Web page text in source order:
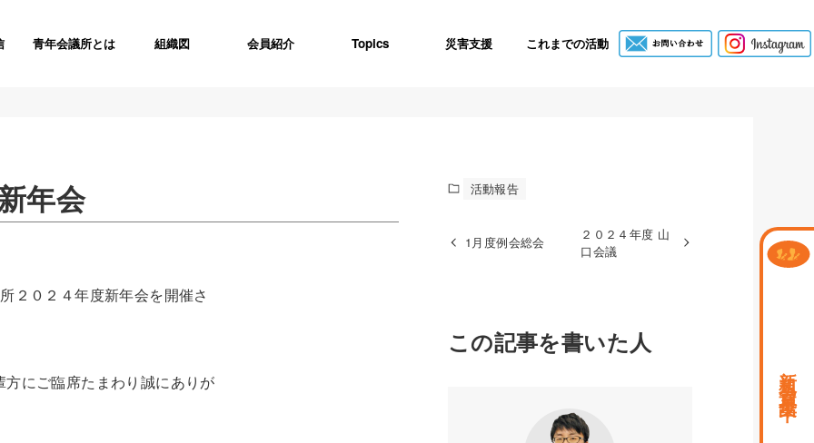
新規会員募集中
青年会議所とは 組織図 会員紹介 Topics 災害支援 これまでの活動
活動報告
1月度例会総会
２０２４年度 山
口会議
この記事を書いた人
年会
２０２４年度新年会を開催さ
にご臨席たまわり誠にありが